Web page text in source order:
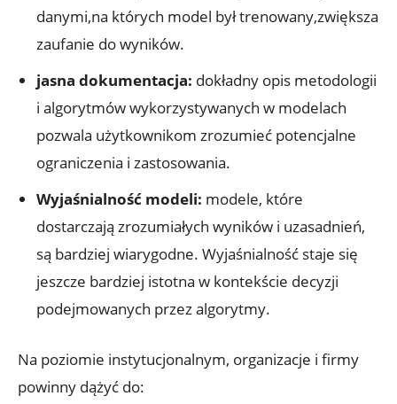
danymi,na których model był trenowany,zwiększa
zaufanie do wyników.
jasna dokumentacja: dokładny opis metodologii
i algorytmów wykorzystywanych w modelach
pozwala użytkownikom zrozumieć potencjalne
ograniczenia i zastosowania.
Wyjaśnialność modeli: modele, które
dostarczają zrozumiałych wyników i uzasadnień,
są bardziej wiarygodne. Wyjaśnialność staje się
jeszcze bardziej istotna w kontekście decyzji
podejmowanych przez algorytmy.
Na poziomie instytucjonalnym, organizacje i firmy
powinny dążyć do: